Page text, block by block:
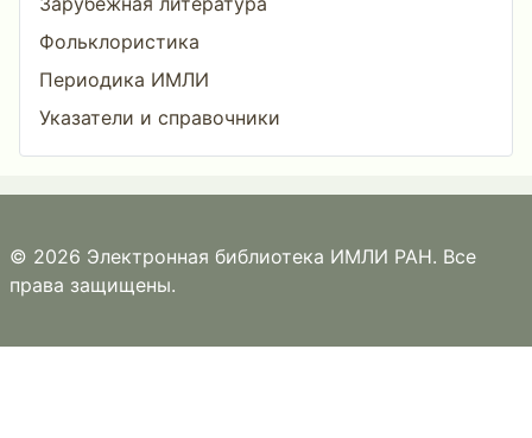
Фольклористика
Периодика ИМЛИ
Указатели и справочники
© 2026 Электронная библиотека ИМЛИ РАН. Все
права защищены.